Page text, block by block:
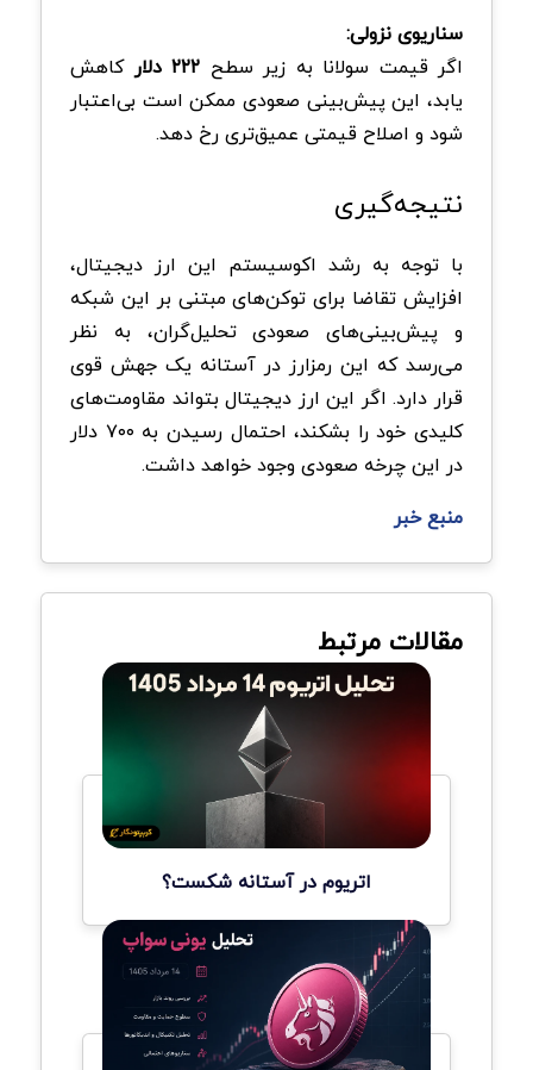
سناریوی نزولی:
اگر قیمت سولانا به زیر سطح ۲۲۲ دلار
کاهش
یابد، این پیش‌بینی صعودی ممکن است بی‌اعتبار
شود و اصلاح قیمتی عمیق‌تری رخ دهد.
نتیجه‌گیری
با توجه به رشد اکوسیستم این ارز دیجیتال،
افزایش تقاضا برای توکن‌های مبتنی بر این شبکه
و پیش‌بینی‌های صعودی تحلیل‌گران، به نظر
می‌رسد که این رمزارز در آستانه یک جهش قوی
قرار دارد. اگر این ارز دیجیتال بتواند مقاومت‌های
کلیدی خود را بشکند، احتمال رسیدن به ۷۰۰ دلار
در این چرخه صعودی وجود خواهد داشت.
منبع خبر
مقالات مرتبط
اتریوم در آستانه شکست؟